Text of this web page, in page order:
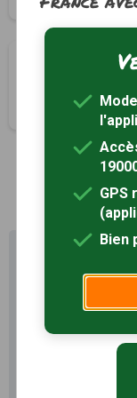
Circuit du
12 km
Le compte
potentiel
GPS
Bien